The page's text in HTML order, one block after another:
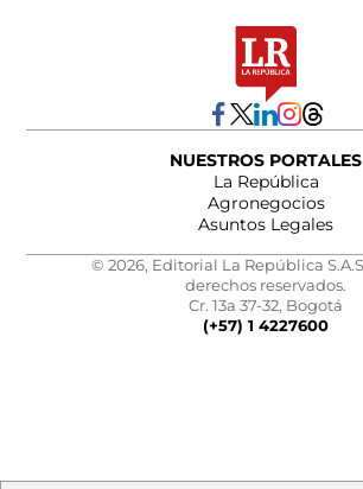
NUESTROS PORTALES
La República
Agronegocios
Asuntos Legales
© 2026, Editorial La República
derechos reservados.
Cr. 13a 37-32, Bogotá
(+57) 1 4227600